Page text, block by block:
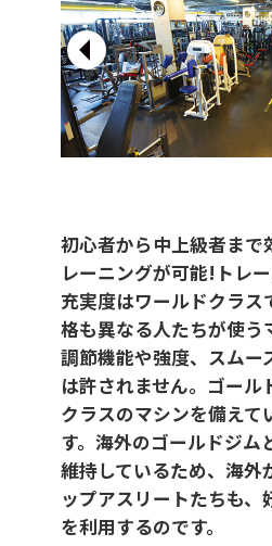
初心者から中上級者まで
レーニングが可能!トレ
充実度はワールドクラ
格も異なる人たちが使う
調節機能や強度、スムー
は許されません。ゴール
クラスのマシンを備えて
す。海外のゴールドジム
維持しているため、海外
ップアスリートたちも、
を利用するのです。